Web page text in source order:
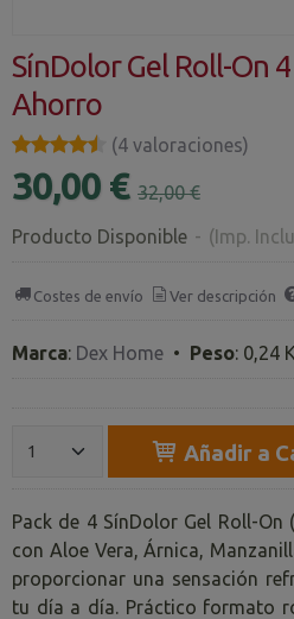
SínDolor Gel Roll-On
Ahorro
★★★★★
★★★★★ (4 valoraciones)
30,00 € 32,00 €
Producto Disponible - (Imp.
Costes de envío Ver descripción
Marca: Dex Home • Peso: 0,24
Añadir a
Pack de 4 SínDolor Gel Roll-
con Aloe Vera, Árnica,
proporcionar una sensación
tu día a día. Práctico formato